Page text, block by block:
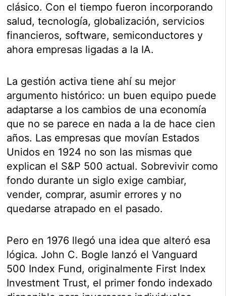
clásico. Con el tiempo fueron incorporando
salud, tecnología, globalización, servicios
financieros, software, semiconductores y
ahora empresas ligadas a la IA.
La gestión activa tiene ahí su mejor
argumento histórico: un buen equipo puede
adaptarse a los cambios de una economía
que no se parece en nada a la de hace cien
años. Las empresas que movían Estados
Unidos en 1924 no son las mismas que
explican el S&P 500 actual. Sobrevivir como
fondo durante un siglo exige cambiar,
vender, comprar, asumir errores y no
quedarse atrapado en el pasado.
Pero en 1976 llegó una idea que alteró esa
lógica. John C. Bogle lanzó el Vanguard
500 Index Fund, originalmente First Index
Investment Trust, el primer fondo indexado